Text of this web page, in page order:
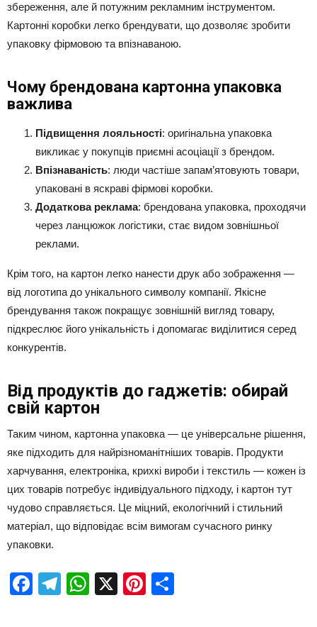
збереження, але й потужним рекламним інструментом.
Картонні коробки легко брендувати, що дозволяє зробити
упаковку фірмовою та впізнаваною.
Чому брендована картонна упаковка
важлива
Підвищення лояльності: оригінальна упаковка
викликає у покупців приємні асоціації з брендом.
Впізнаваність: люди частіше запам’ятовують товари,
упаковані в яскраві фірмові коробки.
Додаткова реклама: брендована упаковка, проходячи
через ланцюжок логістики, стає видом зовнішньої
реклами.
Крім того, на картон легко нанести друк або зображення —
від логотипа до унікального символу компанії. Якісне
брендування також покращує зовнішній вигляд товару,
підкреслює його унікальність і допомагає виділитися серед
конкурентів.
Від продуктів до гаджетів: обирай
свій картон
Таким чином, картонна упаковка — це універсальне рішення,
яке підходить для найрізноманітніших товарів. Продукти
харчування, електроніка, крихкі вироби і текстиль — кожен із
цих товарів потребує індивідуального підходу, і картон тут
чудово справляється. Це міцний, екологічний і стильний
матеріал, що відповідає всім вимогам сучасного ринку
упаковки.
Facebook
Telegram
WhatsApp
X Pinterest